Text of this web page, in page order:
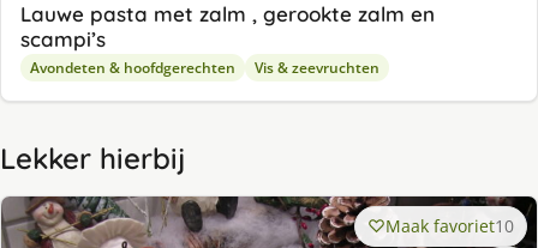
Lauwe pasta met zalm , gerookte zalm en
scampi’s
Avondeten & hoofdgerechten Vis & zeevruchten
Lekker hierbij
Maak favoriet10